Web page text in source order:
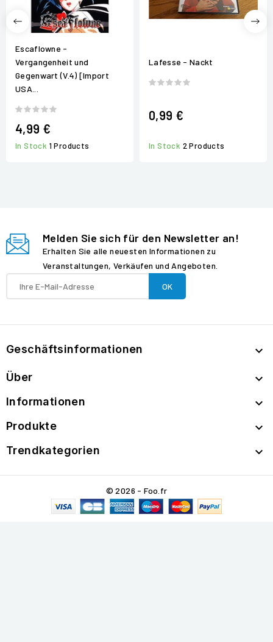
Escaflowne -
Vergangenheit und
Gegenwart (V.4) [Import
USA...
4,99 €
In Stock 1 Products
Lafesse - Nackt
0,99 €
In Stock 2 Products
Melden Sie sich für den Newsletter an!
Erhalten Sie alle neuesten Informationen zu
Veranstaltungen, Verkäufen und Angeboten.
Geschäftsinformationen 
Über 
Informationen 
Produkte 
Trendkategorien 
© 2026 - Foo.fr